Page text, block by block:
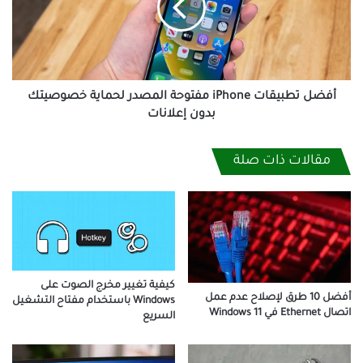
إعلانات
أفضل تطبيقات iPhone مفتوحة المصدر لحماية خصوصيتك
بدون إعلانات
مقالات ذات صلة
أفضل 10 طرق لإصلاح عدم عمل
اتصال Ethernet في Windows 11
كيفية تغيير مخرج الصوت على
Windows باستخدام مفتاح التشغيل
السريع